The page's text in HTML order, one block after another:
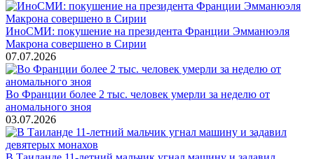
ИноСМИ: покушение на президента Франции Эмманюэля
Макрона совершено в Сирии
07.07.2026
Во Франции более 2 тыс. человек умерли за неделю от
аномального зноя
03.07.2026